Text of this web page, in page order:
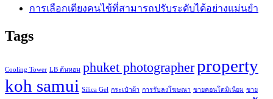
การเลือกเตียงคนไข้ที่สามารถปรับระดับได้อย่างแม่นยำ
Tags
Cooling Tower LB ต้นหอม phuket photographerproperty
koh samui Silica Gel กระเป๋าผ้า การรับลงโฆษณา ขายคอนโดมิเนียม ขาย